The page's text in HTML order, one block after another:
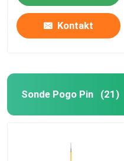
Kontakt
Sonde Pogo Pin (21)